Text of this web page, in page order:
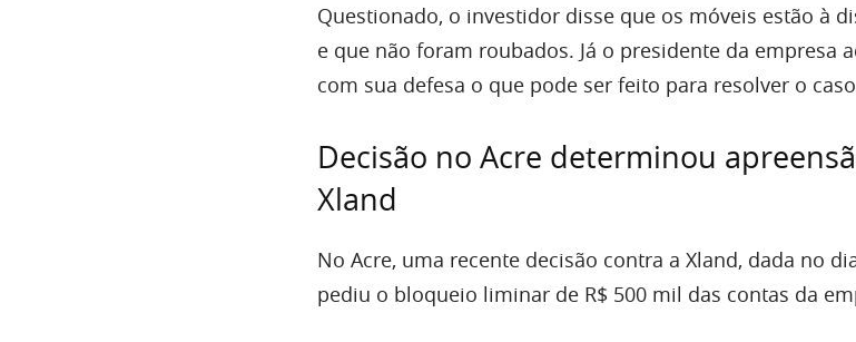
Questionado, o investidor disse que os móveis estão à
e que não foram roubados. Já o presidente da empresa
com sua defesa o que pode ser feito para resolver o
Decisão no Acre determinou
Xland
No Acre, uma recente decisão contra a Xland, dada no
pediu o bloqueio liminar de R$ 500 mil das contas da